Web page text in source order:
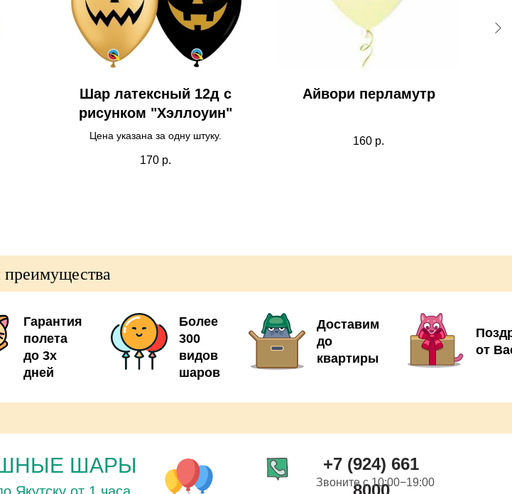
Шар латексный 12д с
рисунком "Хэллоуин"
Цена указана за одну штуку.
170 р.
Айвори перламутр
160 р.
Гарантия
полета
до 3х
дней
Более
300
видов
шаров
Доставим
до
квартиры
от
ШАРЫ
+7 (924) 661
Звоните с 10:00−19:00